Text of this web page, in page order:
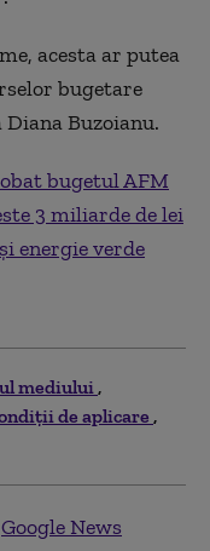
acesta ar putea
bugetare
Diana Buzoianu.
bugetul AFM
3 miliarde de lei
energie verde
mediului
de aplicare
Google News